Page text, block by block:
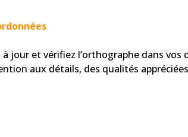
jour et vérifiez l’orthographe dans
aux détails, des qualités